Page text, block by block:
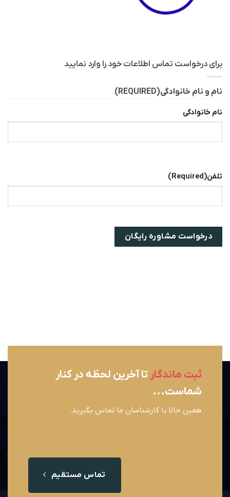
برای درخواست تماس اطلاعات خود را وارد نمایید
نام و نام خانوادگی(REQUIRED)
نام خانوادگی
تلفن(Required)
ثبت ماندگار تا آخرین لحظه در کنار
شماست...
همین حالا با کارشناسان ما تماس بگیرید.
تماس مستقیم